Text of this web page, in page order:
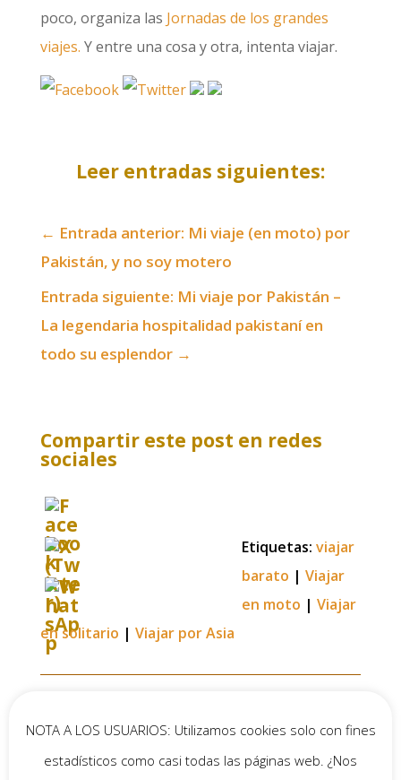
poco, organiza las Jornadas de los grandes
viajes. Y entre una cosa y otra, intenta viajar.
Leer entradas siguientes:
← Entrada anterior: Mi viaje (en moto) por
Pakistán, y no soy motero
Entrada siguiente: Mi viaje por Pakistán –
La legendaria hospitalidad pakistaní en
todo su esplendor→
Compartir este post en redes
sociales
Etiquetas: viajar
barato | Viajar
en moto | Viajar
en solitario | Viajar por Asia
Eduardo el 13 mayo, 2025 a las 19:44
NOTA A LOS USUARIOS: Utilizamos cookies solo con fines
estadísticos como casi todas las páginas web. ¿Nos